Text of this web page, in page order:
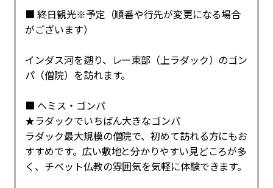
■ 終日観光※予定（順番や行先が変更になる場合
がございます）
インダス河を遡り、レー東部（上ラダック）のゴン
パ（僧院）を訪れます。
■ ヘミス・ゴンパ
★ラダックでいちばん大きなゴンパ
ラダック最大規模の僧院で、初めて訪れる方にもお
すすめです。広い敷地と分かりやすい見どころが多
く、チベット仏教の雰囲気を気軽に体験できます。